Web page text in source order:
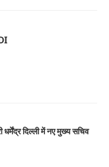
दिल्ली में नए मुख्य सचिव